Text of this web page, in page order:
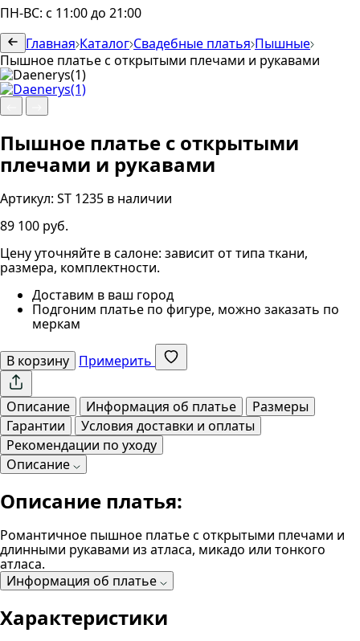
ПН-ВС: с 11:00 до 21:00
Главная Каталог Свадебные платья Пышные
Пышное платье с открытыми плечами и рукавами
Пышное платье с открытыми
плечами и рукавами
Артикул: ST 1235 в наличии
89 100 руб.
Цену уточняйте в салоне: зависит от типа ткани,
размера, комплектности.
Доставим в ваш город
Подгоним платье по фигуре, можно заказать по
меркам
В корзину Примерить
Описание Информация об платье
Размеры
Гарантии
Условия доставки и оплаты
Рекомендации по уходу
Описание
Описание платья:
Романтичное пышное платье с открытыми плечами и
длинными рукавами из атласа, микадо или тонкого
атласа.
Информация об платье
Характеристики